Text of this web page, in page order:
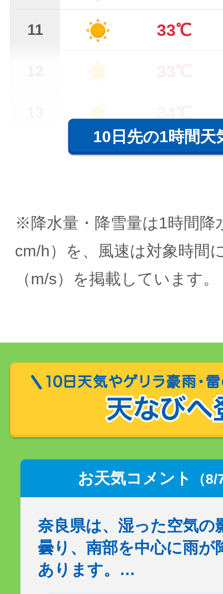
11 33℃
10日先の1時間天
※降水量・降雪量は1時間降
cm/h）を、風速は対象時間
（m/s）を掲載しています。
お天気コメント （
奈良県は、湿った空気の
曇り、南部を中心に雨が
あります。…